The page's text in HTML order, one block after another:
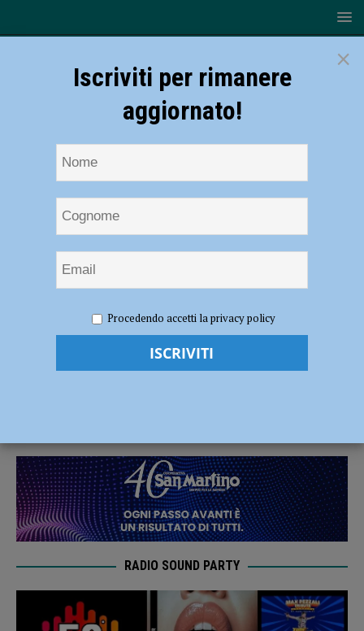
Fiorenzuola rinnova anche Michele Currarino: contratto annuale
Serie C – Il Fiorenzuola rinnova anche
RADIO SOUND PARTY
×
Iscriviti per rimanere
aggiornato!
Procedendo accetti la privacy policy